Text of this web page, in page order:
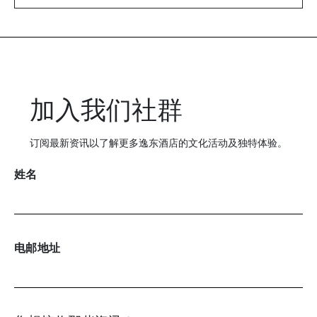
加入我们社群
订阅最新资讯以了解更多逸东酒店的文化活动及独特体验。
姓名
电邮地址